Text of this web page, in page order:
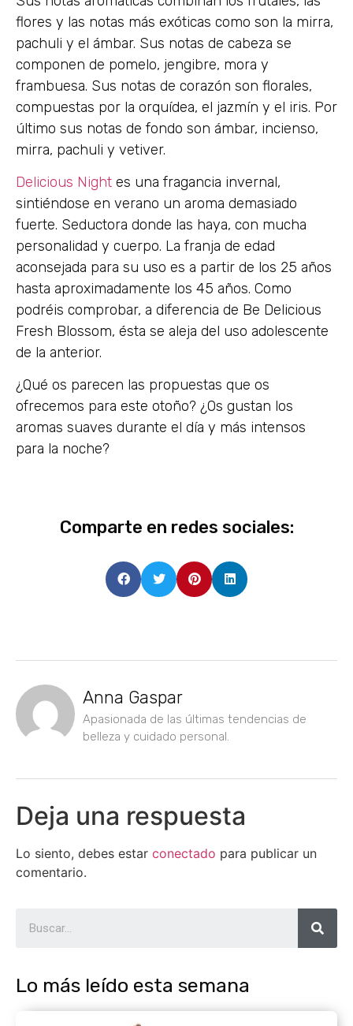
flores y las notas más exóticas como son la mirra,
pachuli y el ámbar. Sus notas de cabeza se
componen de pomelo, jengibre, mora y
frambuesa. Sus notas de corazón son florales,
compuestas por la orquídea, el jazmín y el iris. Por
último sus notas de fondo son ámbar, incienso,
mirra, pachuli y vetiver.
Delicious Night es una fragancia invernal,
sintiéndose en verano un aroma demasiado
fuerte. Seductora donde las haya, con mucha
personalidad y cuerpo. La franja de edad
aconsejada para su uso es a partir de los 25 años
hasta aproximadamente los 45 años. Como
podréis comprobar, a diferencia de Be Delicious
Fresh Blossom, ésta se aleja del uso adolescente
de la anterior.
¿Qué os parecen las propuestas que os
ofrecemos para este otoño? ¿Os gustan los
aromas suaves durante el día y más intensos
para la noche?
Comparte en redes sociales:
Anna Gaspar
Apasionada de las últimas tendencias de
belleza y cuidado personal.
Deja una respuesta
Lo siento, debes estar conectado para publicar un
comentario.
Lo más leído esta semana